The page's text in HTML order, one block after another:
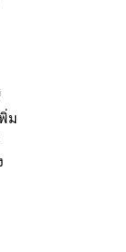
ม